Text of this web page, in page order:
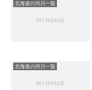
北海道の河川一覧
北海道の河川一覧